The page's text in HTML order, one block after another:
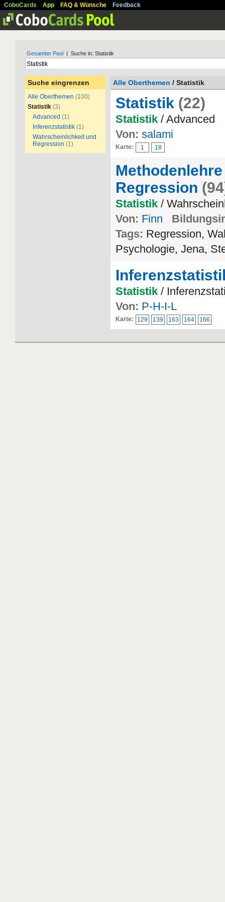
CoboCards App FAQ & Wünsche Feedback
Gesamter Pool | Suche in: Statistik
Suche eingrenzen
Alle Oberthemen (100)
Statistik (3)
Advanced (1)
Inferenzstatistik (1)
Wahrscheinlichkeit und
Regression (1)
Alle Oberthemen / Statistik
Statistik (22)
Statistik / Advanced
Von: salami
Karte: 1 18
Regression
Statistik /
Von: Finn
Tags: Regression,
Psychologie, Jena,
Statistik /
Von: P-H-I-L
Karte: 129 139 163 164 166